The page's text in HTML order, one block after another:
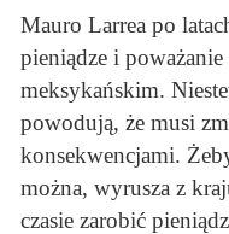
Mauro Larrea po
pieniądze i poważanie
meksykańskim.
powodują, że musi
konsekwencjami.
można, wyrusza z
czasie zarobić